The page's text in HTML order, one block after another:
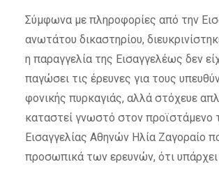
Σύμφωνα με πληροφορίες από την
ανωτάτου δικαστηρίου,
η παραγγελία της Εισαγγελέως δεν
παγώσει τις έρευνες για τους
φονικής πυρκαγιάς, αλλά στόχευε
καταστεί γνωστό στον προϊστάμενο
Εισαγγελίας Αθηνών Ηλία Ζαγοραίο
προσωπικά των ερευνών, ότι υπάρχει